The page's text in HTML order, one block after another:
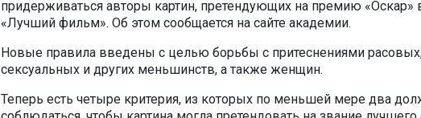
придерживаться авторы картин, претендующих на премию «Оскар»
«Лучший фильм». Об этом сообщается на сайте академии.
Новые правила введены с целью борьбы с притеснениями расовых,
сексуальных и других меньшинств, а также женщин.
Теперь есть четыре критерия, из которых по меньшей мере два